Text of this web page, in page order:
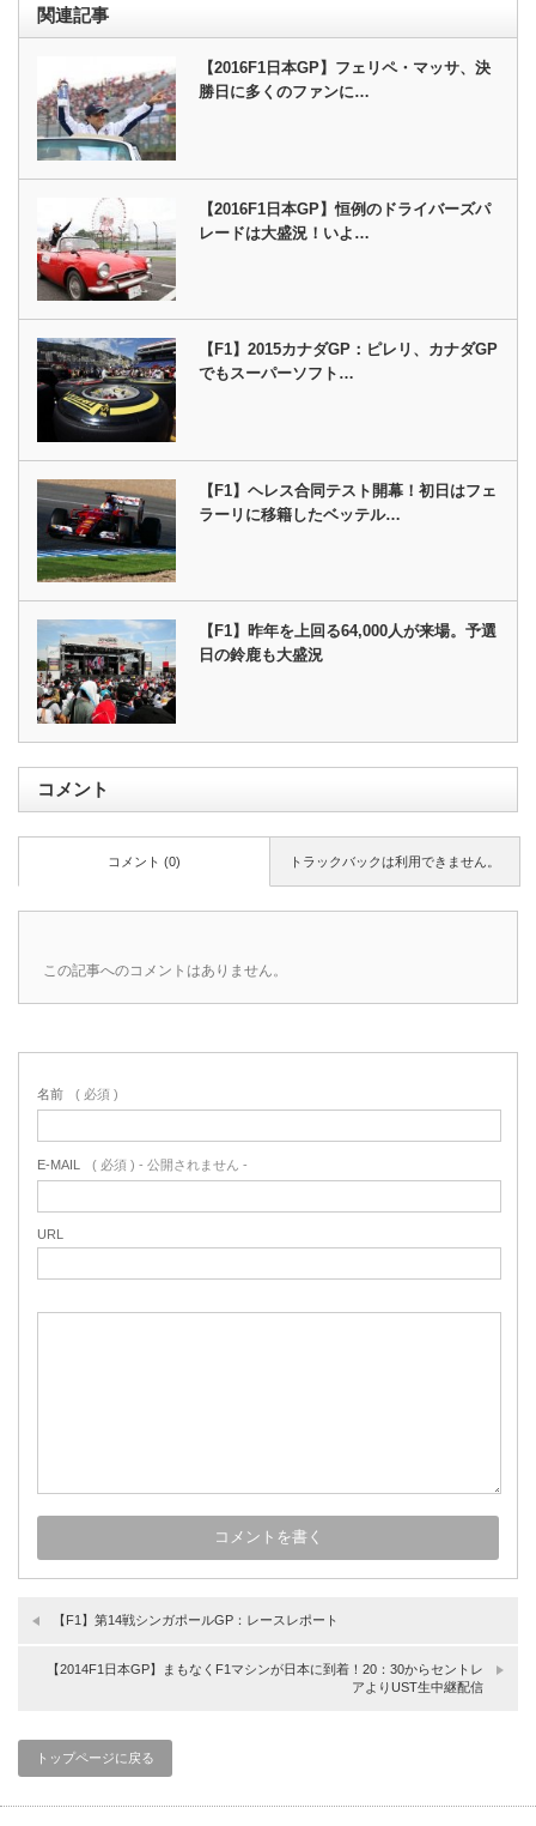
関連記事
【2016F1日本GP】フェリペ・マッサ、決
勝日に多くのファンに…
【2016F1日本GP】恒例のドライバーズパ
レードは大盛況！いよ…
【F1】2015カナダGP：ピレリ、カナダGP
でもスーパーソフト…
【F1】ヘレス合同テスト開幕！初日はフェ
ラーリに移籍したベッテル…
【F1】昨年を上回る64,000人が来場。予選
日の鈴鹿も大盛況
コメント
トラックバックは利用できません。
コメント (0)
この記事へのコメントはありません。
名前 ( 必須 )
E-MAIL ( 必須 ) - 公開されません -
URL
【F1】第14戦シンガポールGP：レースレポート
【2014F1日本GP】まもなくF1マシンが日本に到着！20：30からセントレ
アよりUST生中継配信
トップページに戻る